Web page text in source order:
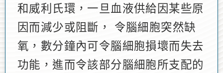
和威利氏環，一旦血液供給因某些原
因而減少或阻斷， 令腦細胞突然缺
氧，數分鐘內可令腦細胞損壞而失去
功能，進而令該部分腦細胞所支配的